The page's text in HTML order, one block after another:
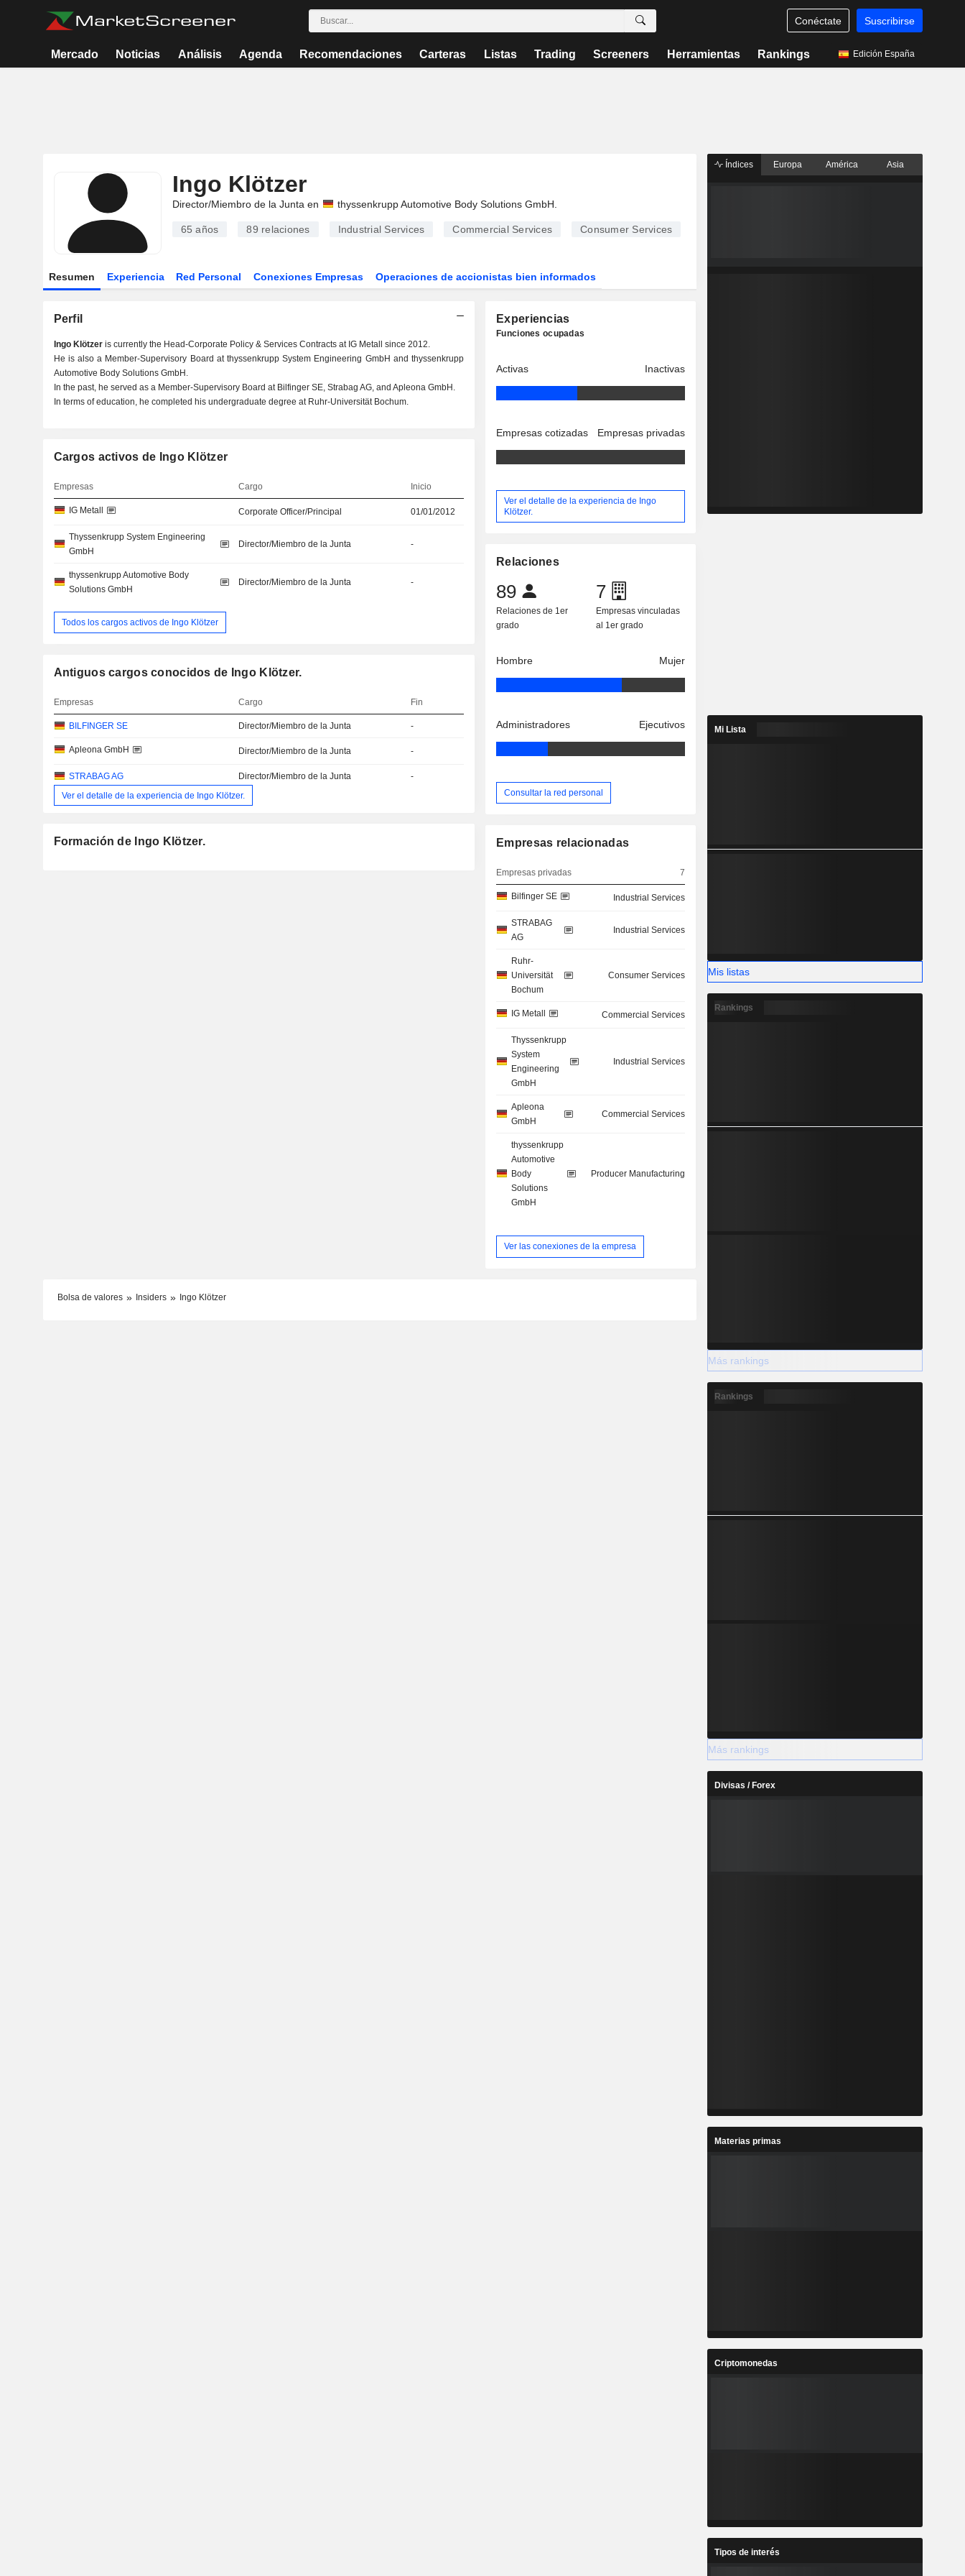
Conéctate Suscribirse
Mercado Noticias Análisis Agenda Recomendaciones Carteras Listas Trading Screeners Herramientas Rankings Edición España
Ingo Klötzer
Director/Miembro de la Junta en thyssenkrupp Automotive Body Solutions GmbH
65 años 89 relaciones Industrial Services Commercial Services Consumer Services
Resumen Experiencia Red Personal Conexiones Empresas Operaciones de accionistas bien informados
Perfil
Ingo Klötzeris currently the Head-Corporate Policy & Services Contracts at IG Metall since 2012.
He is also a Member-Supervisory Board at thyssenkrupp System Engineering GmbH and thyssenkrupp
Automotive Body Solutions GmbH.
In the past, he served as a Member-Supervisory Board at Bilfinger SE, Strabag AG, and Apleona GmbH.
In terms of education, he completed his undergraduate degree at Ruhr-Universität Bochum.
Cargos activos de Ingo Klötzer
Empresas Cargo Inicio
IG Metall Corporate Officer/Principal 01/01/2012
Thyssenkrupp System Engineering
GmbH
Director/Miembro de la Junta -
thyssenkrupp Automotive Body
Solutions GmbH
Director/Miembro de la Junta -
Todos los cargos activos de Ingo Klötzer
Antiguos cargos conocidos de Ingo Klötzer.
Empresas Cargo Fin
BILFINGER SE Director/Miembro de la Junta -
Apleona GmbH Director/Miembro de la Junta -
STRABAG AG Director/Miembro de la Junta
-
Ver el detalle de la experiencia de Ingo Klötzer.
Formación de Ingo Klötzer.
Experiencias
Funciones ocupadas
Activas Inactivas
Empresas cotizadas Empresas privadas
Ver el detalle de la experiencia de Ingo
Klötzer.
Relaciones
89
Relaciones de 1er
grado
7
Empresas vinculadas
al 1er grado
Hombre Mujer
Administradores Ejecutivos
Consultar la red personal
Empresas relacionadas
Empresas privadas 7
Bilfinger SE Industrial Services
STRABAG
AG
Industrial Services
Ruhr-
Universität
Bochum
Consumer Services
IG Metall Commercial Services
Thyssenkrupp
System
Engineering
GmbH
Industrial Services
Apleona
GmbH
Commercial Services
thyssenkrupp
Automotive
Body
Solutions
GmbH
Producer Manufacturing
Ver las conexiones de la empresa
Bolsa de valores Insiders Ingo Klötzer
Índices Europa América Asia
Mi Lista
Mis listas
Rankings
Más rankings
Rankings
Más rankings
Divisas / Forex
Materias primas
Criptomonedas
Tipos de interés